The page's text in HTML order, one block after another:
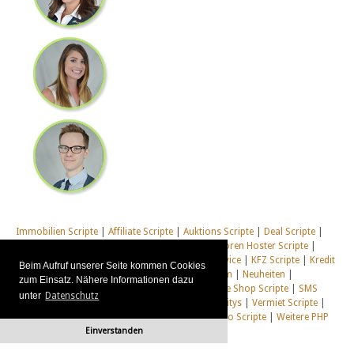
Beim Aufruf unserer Seite kommen Cookies
zum Einsatz. Nähere Informationen dazu
unter Datenschutz
Einverstanden
Immobilien Scripte Affiliate Scripte Auktions Scripte Deal Scripte
Foren Hoster Scripte
Homepage Generator Scripte
Installations Service KFZ Scripte
Kredit
Scripte| Management Scripte| Multi Web System Neuheiten
Shop & Live Shop Scripte
SMS
Scripte|Social Communitys Tausch Communitys Vermiet Scripte
Webcam Scripte|Webhosting Scripte|Webradio Scripte
Weitere PHP
Alle unsere Systeme